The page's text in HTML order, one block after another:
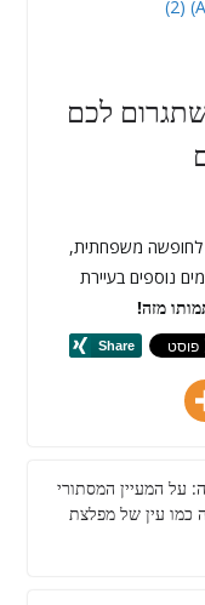
לכם
לחופשה משפחתית,
נוספים בעיירת
מזה!
על המעיין המסתורי
כמו עין של מפלצת